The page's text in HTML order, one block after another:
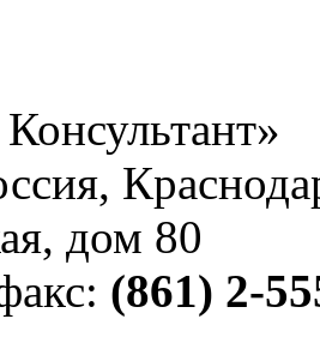
дом 80
(861) 2-